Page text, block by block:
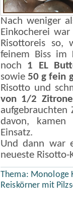
Nach weniger
Einkocherei
Risottoreis so,
feinem Biss im
noch 1 EL
sowie50 g fein
Risotto und
von 1/2 Zitrone
aufgebrauchten
davon, kamen
Einsatz.
Und dann war
neueste
Thema: Monologe
Reiskörner mit